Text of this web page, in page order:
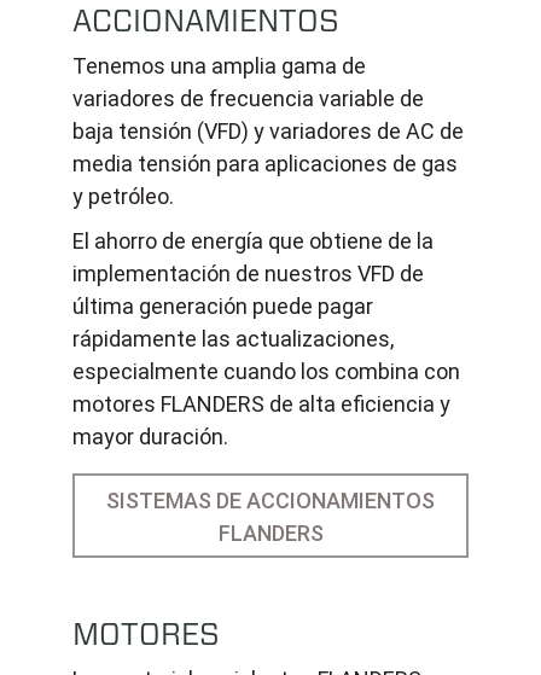
ACCIONAMIENTOS
Tenemos una amplia gama de
variadores de frecuencia variable de
baja tensión (VFD) y variadores de AC de
media tensión para aplicaciones de gas
y petróleo.
El ahorro de energía que obtiene de la
implementación de nuestros VFD de
última generación puede pagar
rápidamente las actualizaciones,
especialmente cuando los combina con
motores FLANDERS de alta eficiencia y
mayor duración.
SISTEMAS DE ACCIONAMIENTOS
FLANDERS
MOTORES